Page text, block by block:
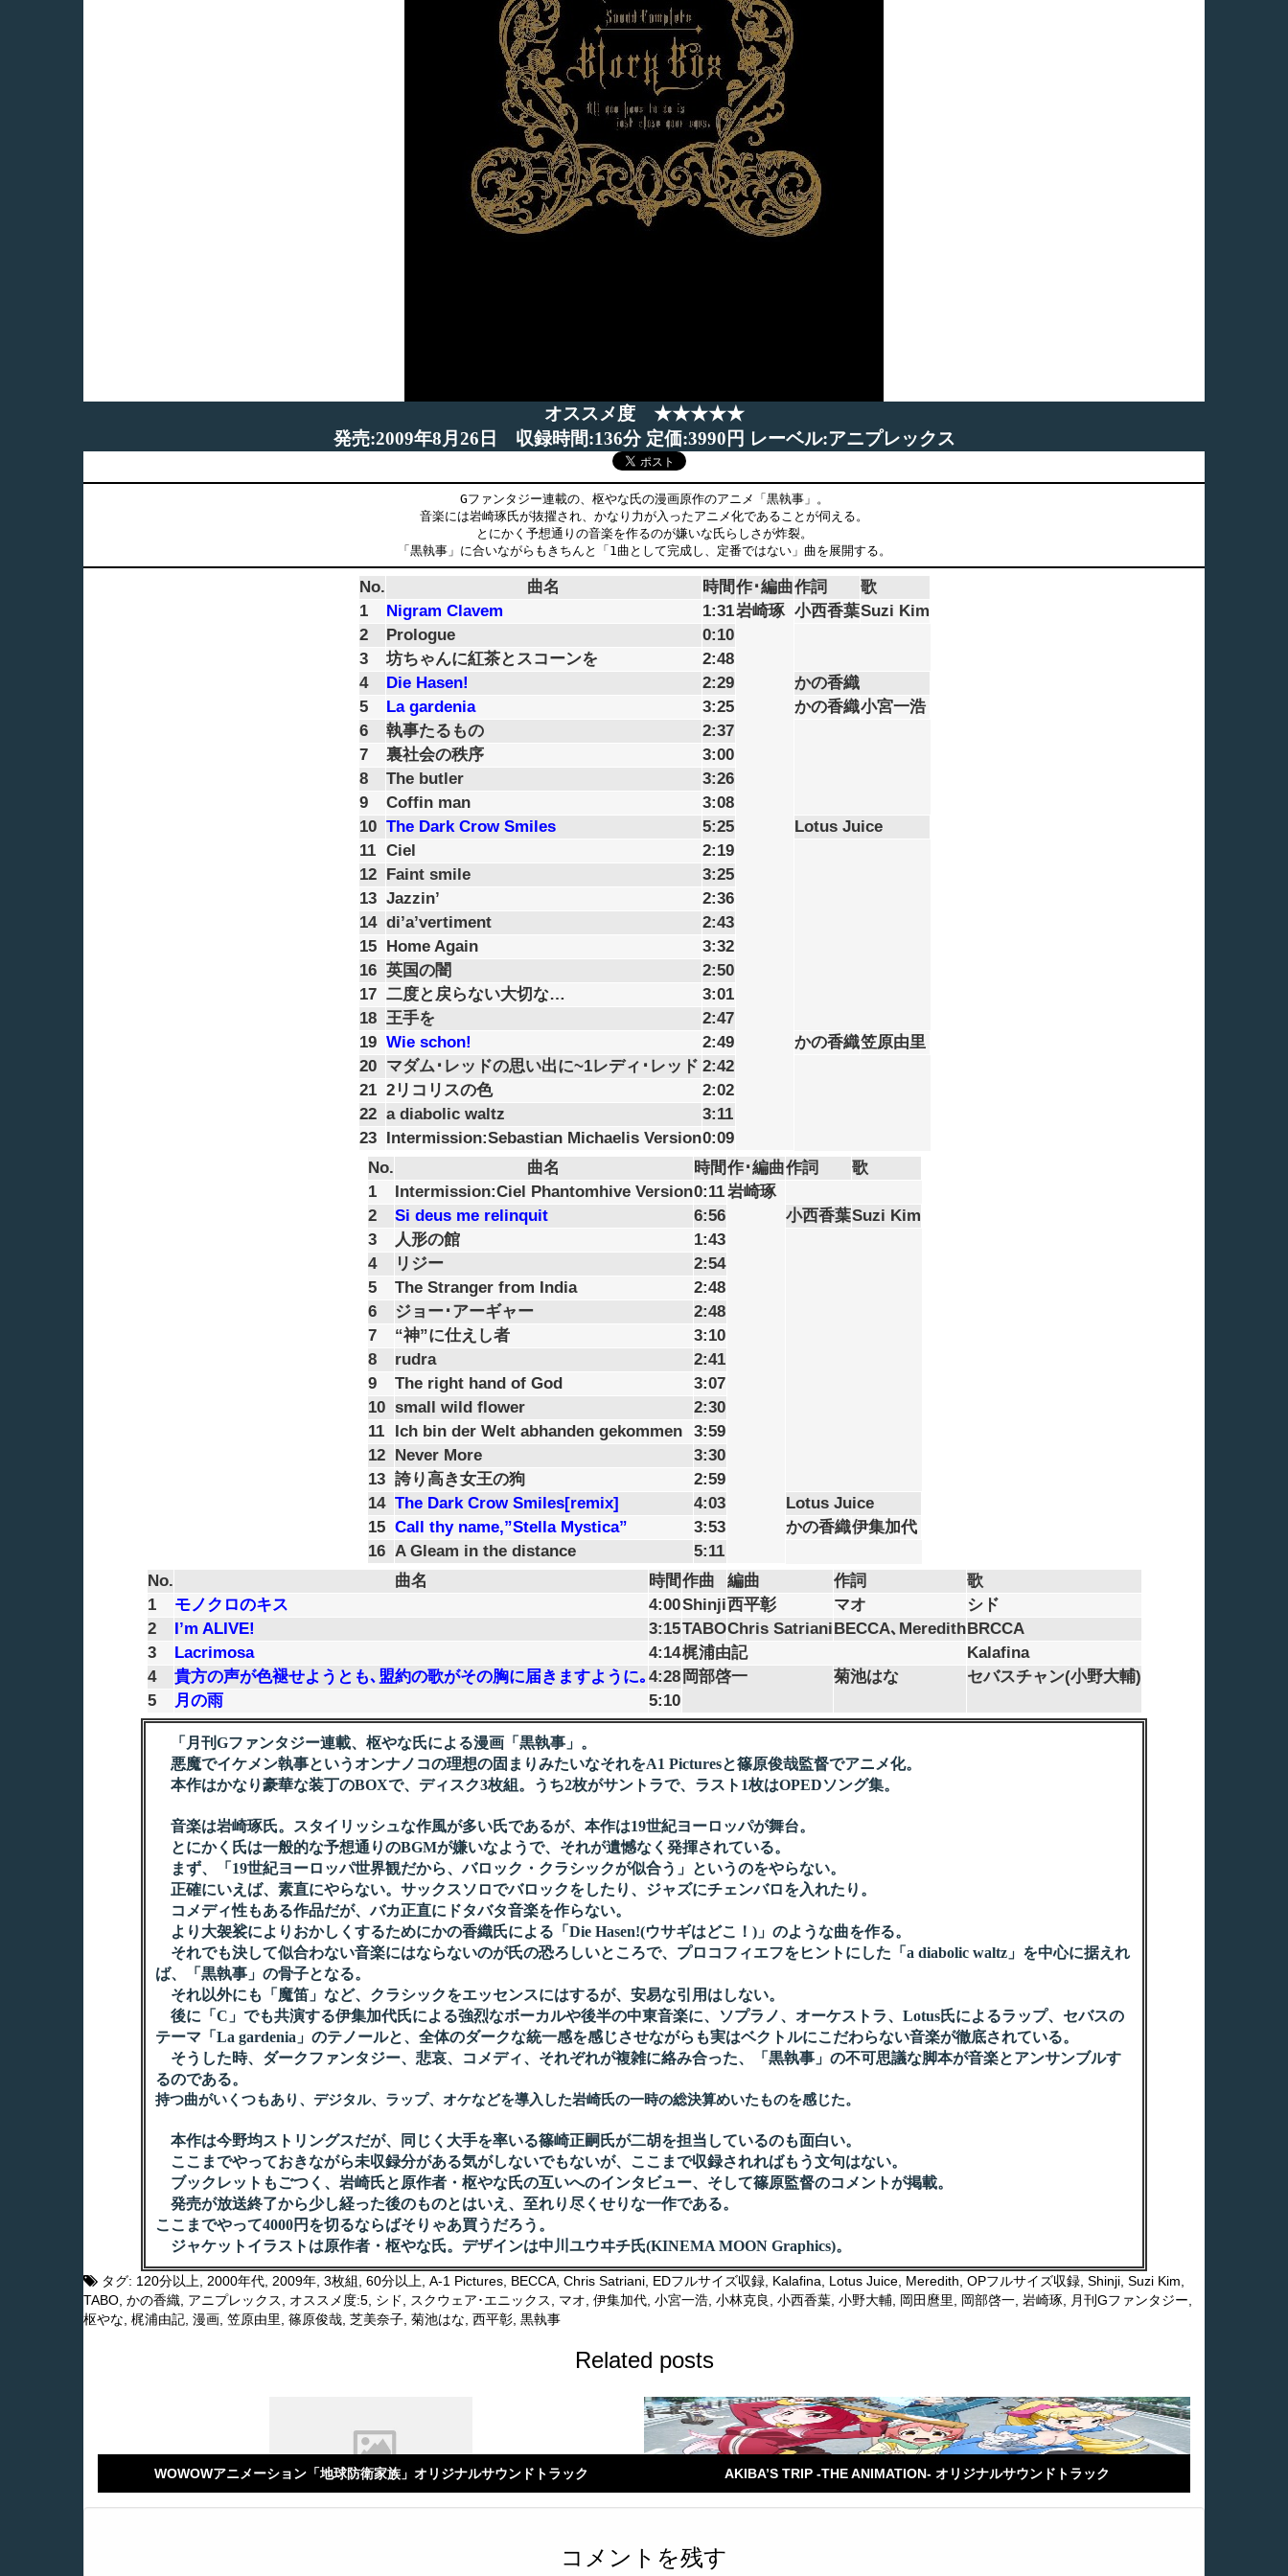
オススメ度 ★★★★★
発売:2009年8月26日 収録時間:136分 定価:3990円 レーベル:アニプレックス
Gファンタジー連載の、枢やな氏の漫画原作のアニメ「黒執事」。
音楽には岩崎琢氏が抜擢され、かなり力が入ったアニメ化であることが伺える。
とにかく予想通りの音楽を作るのが嫌いな氏らしさが炸裂。
「黒執事」に合いながらもきちんと「1曲として完成し、定番ではない」曲を展開する。
No. 曲名 時間作･編曲作詞
歌
1
Nigram Clavem 1:31岩崎琢 小西香葉Suzi Kim
2
Prologue
0:10
3
坊ちゃんに紅茶とスコーンを
2:48
4
Die Hasen! 2:29
かの香織
5
La gardenia 3:25 かの香織小宮一浩
6
執事たるもの
2:37
7
裏社会の秩序
3:00
8
The butler
3:26
9
Coffin man
3:08
10 The Dark Crow Smiles 5:25
Lotus Juice
11
Ciel
2:19
12
Faint smile
3:25
13 Jazzin’
2:36
14 di’a’vertiment
2:43
15
Home Again
3:32
16 英国の闇
2:50
17 二度と戻らない大切な…
3:01
18 王手を
2:47
19 Wie schon! 2:49 かの香織笠原由里
20
マダム･レッドの思い出に~1レディ･レッド 2:42
21 2リコリスの色
2:02
22 a diabolic waltz
3:11
23
Intermission:Sebastian Michaelis Version0:09
No.
曲名 時間作･編曲作詞
歌
1
Intermission:Ciel Phantomhive Version0:11岩崎琢
2
Si deus me relinquit 6:56 小西香葉Suzi Kim
3
人形の館
1:43
4
リジー
2:54
5
The Stranger from India
2:48
6
ジョー･アーギャー
2:48
7
“神”に仕えし者
3:10
8
rudra
2:41
9
The right hand of God
3:07
10 small wild flower
2:30
11
Ich bin der Welt abhanden gekommen
3:59
12
Never More
3:30
13 誇り高き女王の狗
2:59
14 The Dark Crow Smiles[remix] 4:03
Lotus Juice
15 Call thy name,”Stella Mystica” 3:53 かの香織伊集加代
16 A Gleam in the distance
5:11
No.
曲名 時間作曲 編曲 作詞
歌
1
モノクロのキス 4:00Shinji西平彰 マオ
シド
2
I’m ALIVE! 3:15TABOChris SatrianiBECCA､MeredithBRCCA
3
Lacrimosa 4:14梶浦由記
Kalafina
4
貴方の声が色褪せようとも､盟約の歌がその胸に届きますように｡ 4:28 岡部啓一 菊池はな
セバスチャン(小野大輔)
5
月の雨 5:10
「月刊Gファンタジー連載、枢やな氏による漫画「黒執事」。
悪魔でイケメン執事というオンナノコの理想の固まりみたいなそれをA1 Picturesと篠原俊哉監督でアニメ化。
本作はかなり豪華な装丁のBOXで、ディスク3枚組。うち2枚がサントラで、ラスト1枚はOPEDソング集。
音楽は岩崎琢氏。スタイリッシュな作風が多い氏であるが、本作は19世紀ヨーロッパが舞台。
とにかく氏は一般的な予想通りのBGMが嫌いなようで、それが遺憾なく発揮されている。
まず、「19世紀ヨーロッパ世界観だから、バロック・クラシックが似合う」というのをやらない。
正確にいえば、素直にやらない。サックスソロでバロックをしたり、ジャズにチェンバロを入れたり。
コメディ性もある作品だが、バカ正直にドタバタ音楽を作らない。
より大袈裟によりおかしくするためにかの香織氏による「Die Hasen!(ウサギはどこ！)」のような曲を作る。
それでも決して似合わない音楽にはならないのが氏の恐ろしいところで、プロコフィエフをヒントにした「a diabolic waltz」を中心に据えれ
ば、「黒執事」の骨子となる。
それ以外にも「魔笛」など、クラシックをエッセンスにはするが、安易な引用はしない。
後に「C」でも共演する伊集加代氏による強烈なボーカルや後半の中東音楽に、ソプラノ、オーケストラ、Lotus氏によるラップ、セバスの
テーマ「La gardenia」のテノールと、全体のダークな統一感を感じさせながらも実はベクトルにこだわらない音楽が徹底されている。
そうした時、ダークファンタジー、悲哀、コメディ、それぞれが複雑に絡み合った、「黒執事」の不可思議な脚本が音楽とアンサンブルす
るのである。
持つ曲がいくつもあり、デジタル、ラップ、オケなどを導入した岩崎氏の一時の総決算めいたものを感じた。
本作は今野均ストリングスだが、同じく大手を率いる篠崎正嗣氏が二胡を担当しているのも面白い。
ここまでやっておきながら未収録分がある気がしないでもないが、ここまで収録されればもう文句はない。
ブックレットもごつく、岩崎氏と原作者・枢やな氏の互いへのインタビュー、そして篠原監督のコメントが掲載。
発売が放送終了から少し経った後のものとはいえ、至れり尽くせりな一作である。
ここまでやって4000円を切るならばそりゃあ買うだろう。
ジャケットイラストは原作者・枢やな氏。デザインは中川ユウヰチ氏(KINEMA MOON Graphics)。
タグ: 120分以上 2000年代 2009年 3枚組 60分以上 A-1 Pictures BECCA Chris Satriani EDフルサイズ収録 Kalafina Lotus Juice Meredith OPフルサイズ収録 Shinji Suzi Kim
TABO かの香織 アニプレックス オススメ度:5 シド スクウェア･エニックス マオ 伊集加代 小宮一浩 小林克良 小西香葉 小野大輔 岡田麿里 岡部啓一 岩崎琢 月刊Gファンタジー
枢やな 梶浦由記 漫画 笠原由里 篠原俊哉 芝美奈子 菊池はな 西平彰 黒執事
Related posts
WOWOWアニメーション「地球防衛家族」オリジナルサウンドトラック AKIBA’S TRIP -THE ANIMATION- オリジナルサウンドトラック
コメントを残す